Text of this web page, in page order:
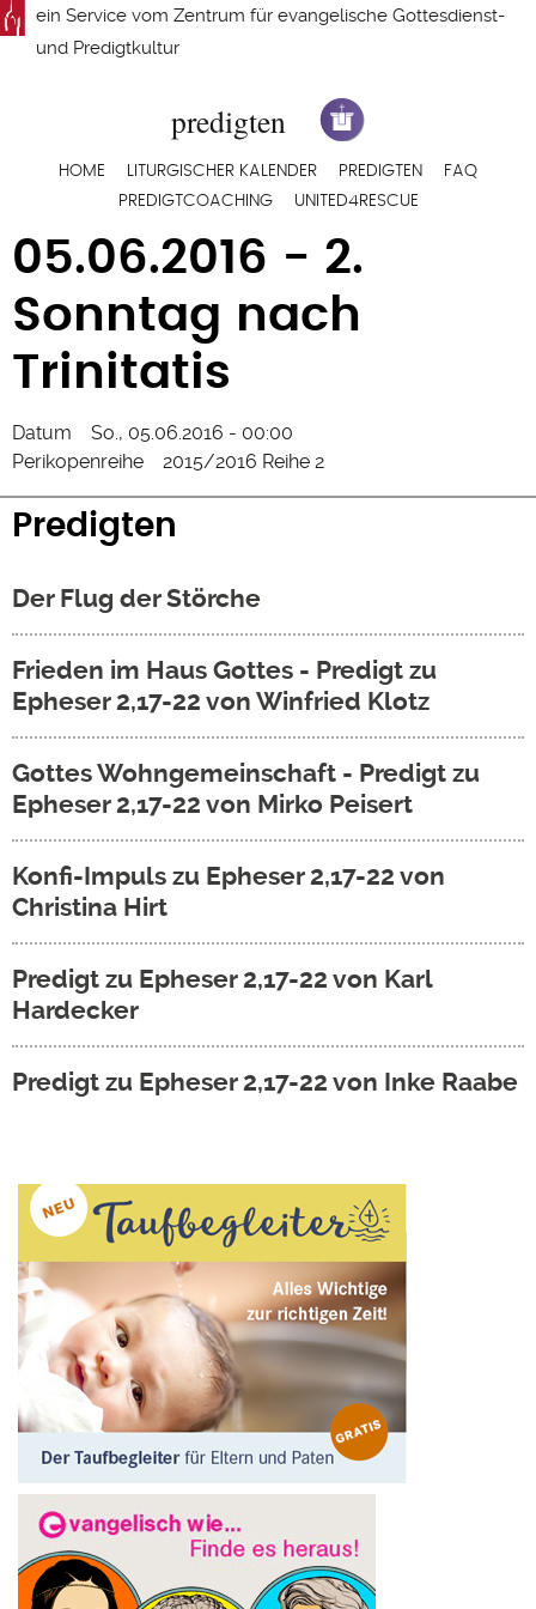
Direkt
zum
ein Service vom Zentrum für evangelische Gottesdienst-
und Predigtkultur
Hauptnavigation
HOME LITURGISCHER KALENDER PREDIGTEN
FAQ
PREDIGTCOACHING
UNITED4RESCUE
05.06.2016 - 2.
Sonntag nach
Trinitatis
Datum
So., 05.06.2016 - 00:00
Perikopenreihe
2015/2016 Reihe 2
Predigten
Der Flug der Störche
Frieden im Haus Gottes - Predigt zu
Epheser 2,17-22 von Winfried Klotz
Gottes Wohngemeinschaft - Predigt zu
Epheser 2,17-22 von Mirko Peisert
Konfi-Impuls zu Epheser 2,17-22 von
Christina Hirt
Predigt zu Epheser 2,17-22 von Karl
Hardecker
Predigt zu Epheser 2,17-22 von Inke Raabe